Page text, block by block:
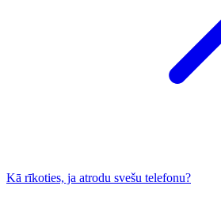
Kā rīkoties, ja atrodu svešu telefonu?